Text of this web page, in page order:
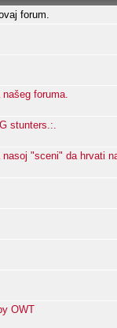
forum.
našeg foruma.
stunters.:.
"sceni" da hrvati
OWT